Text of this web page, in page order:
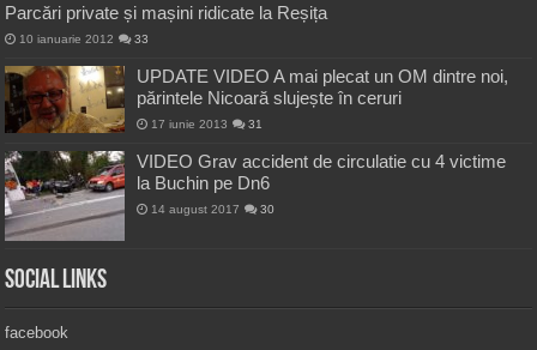
Parcări private și mașini ridicate la Reșița
10 ianuarie 2012 33
UPDATE VIDEO A mai plecat un OM dintre noi,
părintele Nicoară slujește în ceruri
17 iunie 2013 31
VIDEO Grav accident de circulatie cu 4 victime
la Buchin pe Dn6
14 august 2017 30
Social Links
facebook